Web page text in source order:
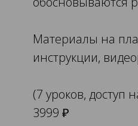
Материалы на
инструкции,
(7 уроков, доступ
3999 ₽